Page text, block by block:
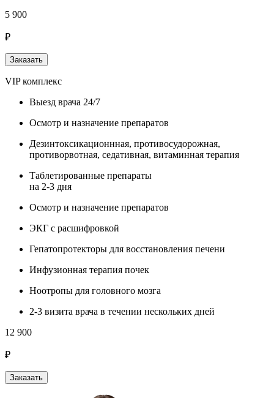
5 900
₽
Заказать
VIP комплекс
Выезд врача 24/7
Осмотр и назначение препаратов
Дезинтоксикационнная, противосудорожная,
противорвотная, седативная, витаминная терапия
Таблетированные препараты
на 2-3 дня
Осмотр и назначение препаратов
ЭКГ с расшифровкой
Гепатопротекторы для восстановления печени
Инфузионная терапия почек
Ноотропы для головного мозга
2-3 визита врача в течении нескольких дней
12 900
₽
Заказать